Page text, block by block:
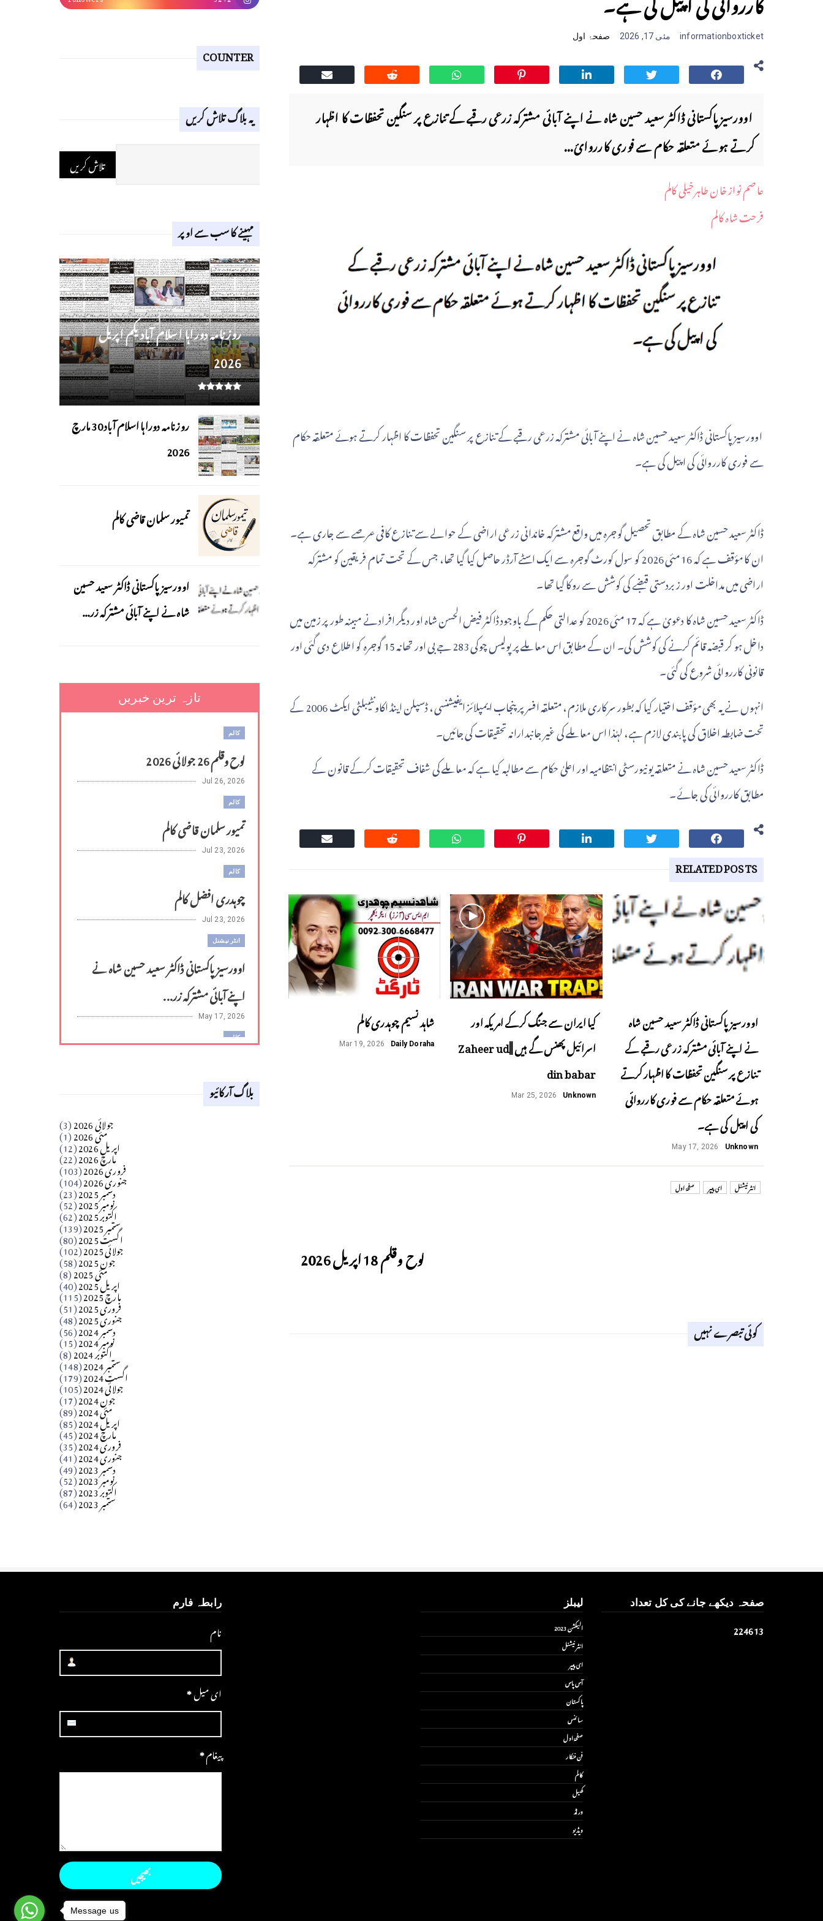
informationboxticket مئی 17, 2026 صفحۂ اول
اوورسیز پاکستانی ڈاکٹر سعید حسین شاہ نے اپنے آبائی مشترکہ زرعی رقبے کے تنازع پر سنگین تحفظات کا اظہار
کرتے ہوئے متعلقہ حکام سے فوری کارروائ...
عاصم نواز خان طاہرخیلی کالم
فرحت شاہ کالم
اوورسیز پاکستانی ڈاکٹر سعید حسین شاہ نے اپنے آبائی مشترکہ زرعی رقبے کے تنازع پر سنگین تحفظات کا اظہار کرتے ہوئے متعلقہ حکام
سے فوری کارروائی کی اپیل کی ہے۔
ڈاکٹر سعید حسین شاہ کے مطابق تحصیل گوجرہ میں واقع مشترکہ خاندانی زرعی اراضی کے حوالے سے تنازع کافی عرصے سے جاری ہے۔
ان کا مؤقف ہے کہ 16 مئی 2026 کو سول کورٹ گوجرہ سے ایک اسٹے آرڈر حاصل کیا گیا تھا، جس کے تحت تمام فریقین کو مشترکہ
اراضی میں مداخلت اور زبردستی قبضے کی کوشش سے روکا گیا تھا۔
ڈاکٹر سعید حسین شاہ کا دعویٰ ہے کہ 17 مئی 2026 کو عدالتی حکم کے باوجود ڈاکٹر فیض الحسن شاہ اور دیگر افراد نے مبینہ طور پر زمین میں
داخل ہو کر قبضہ قائم کرنے کی کوشش کی۔ ان کے مطابق اس معاملے پر پولیس چوکی 283 جے بی اور تھانہ 15 گوجرہ کو اطلاع دی گئی اور
قانونی کارروائی شروع کی گئی۔
انہوں نے یہ بھی مؤقف اختیار کیا کہ بطور سرکاری ملازم، متعلقہ افسر پر پنجاب ایمپلائز ایفیشنسی، ڈسپلن اینڈ اکاونٹیبلٹی ایکٹ 2006 کے
تحت ضابطہ اخلاق کی پابندی لازم ہے، لہٰذا اس معاملے کی غیر جانبدارانہ تحقیقات کی جائیں۔
ڈاکٹر سعید حسین شاہ نے متعلقہ یونیورسٹی انتظامیہ اور اعلیٰ حکام سے مطالبہ کیا ہے کہ معاملے کی شفاف تحقیقات کرکے قانون کے
مطابق کارروائی کی جائے۔
RELATED POSTS
اوورسیز پاکستانی ڈاکٹر سعید حسین شاہ
نے اپنے آبائی مشترکہ زرعی رقبے کے
تنازع پر سنگین تحفظات کا اظہار کرتے
ہوئے متعلقہ حکام سے فوری کارروائی
کی اپیل کی ہے۔
Unknown
May 17, 2026
کیا ایران سے جنگ کرکے امریکہ اور
اسرائیل پھنس گے ہیں ||Zaheer ud
din babar
Unknown
Mar 25, 2026
شاہد نسیم چوہدری کالم
Daily Doraha
Mar 19, 2026
انٹر نیشنل ای پیپر صفحۂ اول
لوح وقلم 18 اپریل 2026
کوئی تبصرے نہیں
COUNTER
یہ بلاگ تلاش کریں
مہینے کا سب سے اوپر
روز نامہ دوراہا اسلام آباد یکم اپریل
2026
روزنامہ دوراہا اسلام آباد 30 مارچ
2026
تمیور سلمان قاضی کالم
اوورسیز پاکستانی ڈاکٹر سعید حسین
شاہ نے اپنے آبائی مشترکہ زر...
تازہ ترین خبریں
کالم
لوح وقلم 26 جولائی 2026
Jul 26, 2026
کالم
تمیور سلمان قاضی کالم
Jul 23, 2026
کالم
چوہدری افضل کالم
Jul 23, 2026
انٹر نیشنل
اوورسیز پاکستانی ڈاکٹر سعید حسین شاہ نے
اپنے آبائی مشترکہ زر...
May 17, 2026
کالم
Apr 18, 2026
آزاد کشمیر جیسے احتجاج کی ضرورت ہے؟
​تحریر: عاصم نواز طاہرخیلی (غازی/ہری پور)
بلاگ آرکائیو
جولائی 2026 (3) مئی 2026 (1) اپریل 2026 (12) مارچ 2026 (22) فروری 2026 (103) جنوری 2026 (104) دسمبر 2025 (23) نومبر 2025 (52) اکتوبر 2025 (62) ستمبر 2025 (139) اگست 2025 (80) جولائی 2025 (102) جون 2025 (58) مئی 2025 (8) اپریل 2025 (40) مارچ 2025 (115) فروری 2025 (51) جنوری 2025 (48) دسمبر 2024 (56) نومبر 2024 (15) اکتوبر 2024 (8) ستمبر 2024 (148) اگست 2024 (179) جولائی 2024 (105) جون 2024 (17) مئی 2024 (89) اپریل 2024 (85) مارچ 2024 (45) فروری 2024 (35) جنوری 2024 (41) دسمبر 2023 (49) نومبر 2023 (52) اکتوبر 2023 (87) ستمبر 2023 (64)
صفحہ دیکھے جانے کی کل تعداد
224613
لیبلز
الیکشن 2023
انٹر نیشنل
ای پیپر
آس پاس
پاکستان
سائنس
صفحۂ اول
فن فنکار
کالم
کھیل
ورلڈ
ویڈیو
رابطہ فارم
نام
ای میل*
پیغام*
Message us